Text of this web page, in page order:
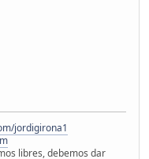
jordigirona1
libres, debemos dar